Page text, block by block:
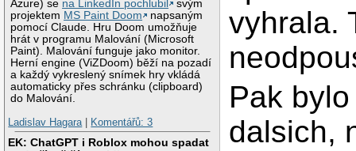
Azure) se na LinkedIn pochlubil
svým
projektem MS Paint Doom
napsaným
pomocí Claude. Hru Doom umožňuje
hrát v programu Malování (Microsoft
Paint). Malování funguje jako monitor.
Herní engine (ViZDoom) běží na pozadí
a každý vykreslený snímek hry vkládá
automaticky přes schránku (clipboard)
do Malování.
Ladislav Hagara | Komentářů: 3
EK: ChatGPT i Roblox mohou spadat
vyhrala.
Pak
dalsich,